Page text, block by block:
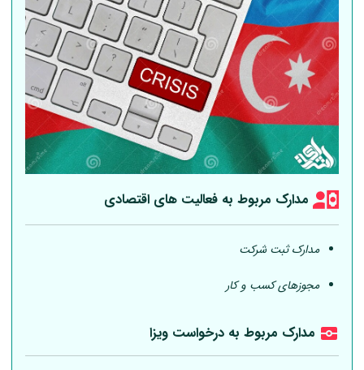
مدارک مربوط به فعالیت های اقتصادی
مدارک ثبت شرکت
مجوزهای کسب و کار
مدارک مربوط به درخواست ویزا